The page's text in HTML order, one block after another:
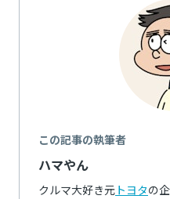
この記事の執筆者
ハマやん
クルマ大好き元 トヨタの